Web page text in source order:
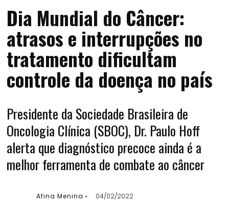
Dia Mundial do Câncer:
atrasos e interrupções no
tratamento dificultam
controle da doença no país
Presidente da Sociedade Brasileira de
Oncologia Clínica (SBOC), Dr. Paulo Hoff
alerta que diagnóstico precoce ainda é a
melhor ferramenta de combate ao câncer
Afina Menina 04/02/2022